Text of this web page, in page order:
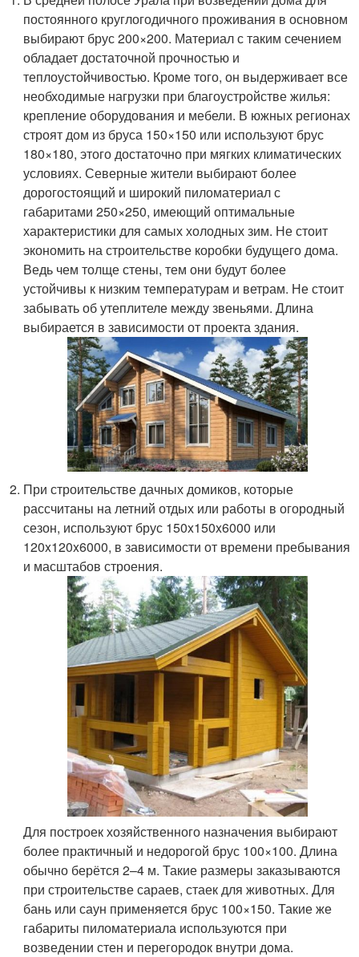
постоянного круглогодичного проживания в основном
выбирают брус 200×200. Материал с таким сечением
обладает достаточной прочностью и
теплоустойчивостью. Кроме того, он выдерживает все
необходимые нагрузки при благоустройстве жилья:
крепление оборудования и мебели. В южных регионах
строят дом из бруса 150×150 или используют брус
180×180, этого достаточно при мягких климатических
условиях. Северные жители выбирают более
дорогостоящий и широкий пиломатериал с
габаритами 250×250, имеющий оптимальные
характеристики для самых холодных зим. Не стоит
экономить на строительстве коробки будущего дома.
Ведь чем толще стены, тем они будут более
устойчивы к низким температурам и ветрам. Не стоит
забывать об утеплителе между звеньями. Длина
выбирается в зависимости от проекта здания.
При строительстве дачных домиков, которые
рассчитаны на летний отдых или работы в огородный
сезон, используют брус 150x150x6000 или
120x120x6000, в зависимости от времени пребывания
и масштабов строения.
Для построек хозяйственного назначения выбирают
более практичный и недорогой брус 100×100. Длина
обычно берётся 2–4 м. Такие размеры заказываются
при строительстве сараев, стаек для животных. Для
бань или саун применяется брус 100×150. Такие же
габариты пиломатериала используются при
возведении стен и перегородок внутри дома.